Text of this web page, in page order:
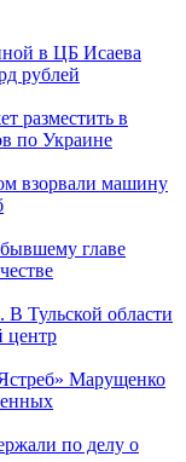
в ЦБ Исаева
рублей
разместить в
по Украине
взорвали машину
главе
Тульской области
центр
Марущенко
по делу о